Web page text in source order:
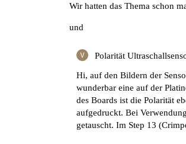
Wir hatten das Thema schon
und
Polarität
Hi, auf den Bildern der
wunderbar eine auf der
des Boards ist die Polarität
aufgedruckt. Bei
getauscht. Im Step 13